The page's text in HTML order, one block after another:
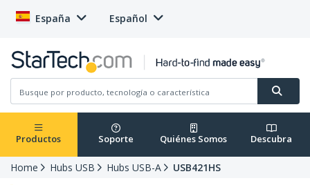
España Español
Productos Soporte Quiénes Somos Descubra
Home Hubs USB Hubs USB-A
USB421HS